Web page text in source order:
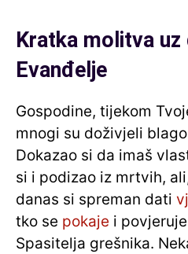
Kratka molitva uz
Evanđelje
Gospodine, tijekom
mnogi su doživjeli
Dokazao si da imaš
si i podizao iz mrtvih,
danas si spreman dati
tko se pokaje i
Spasitelja grešnika.